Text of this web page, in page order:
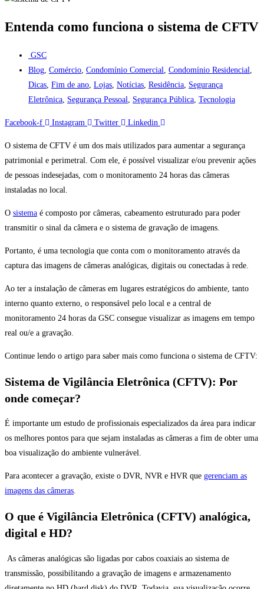
Entenda como funciona o sistema de CFTV
GSC
Blog, Comércio, Condomínio Comercial, Condomínio Residencial,
Dicas, Fim de ano, Lojas, Notícias, Residência, Segurança
Eletrônica, Segurança Pessoal, Segurança Pública, Tecnologia
Facebook-f Instagram Twitter Linkedin
O sistema de CFTV é um dos mais utilizados para aumentar a segurança
patrimonial e perimetral. Com ele, é possível visualizar e/ou prevenir ações
de pessoas indesejadas, com o monitoramento 24 horas das câmeras
instaladas no local.
O sistema é composto por câmeras, cabeamento estruturado para poder
transmitir o sinal da câmera e o sistema de gravação de imagens.
Portanto, é uma tecnologia que conta com o monitoramento através da
captura das imagens de câmeras analógicas, digitais ou conectadas à rede.
Ao ter a instalação de câmeras em lugares estratégicos do ambiente, tanto
interno quanto externo, o responsável pelo local e a central de
monitoramento 24 horas da GSC consegue visualizar as imagens em tempo
real ou/e a gravação.
Continue lendo o artigo para saber mais como funciona o sistema de CFTV:
Sistema de Vigilância Eletrônica (CFTV): Por
onde começar?
É importante um estudo de profissionais especializados da área para indicar
os melhores pontos para que sejam instaladas as câmeras a fim de obter uma
boa visualização do ambiente vulnerável.
Para acontecer a gravação, existe o DVR, NVR e HVR que gerenciam as
imagens das câmeras.
O que é Vigilância Eletrônica (CFTV) analógica,
digital e HD?
As câmeras analógicas são ligadas por cabos coaxiais ao sistema de
transmissão, possibilitando a gravação de imagens e armazenamento